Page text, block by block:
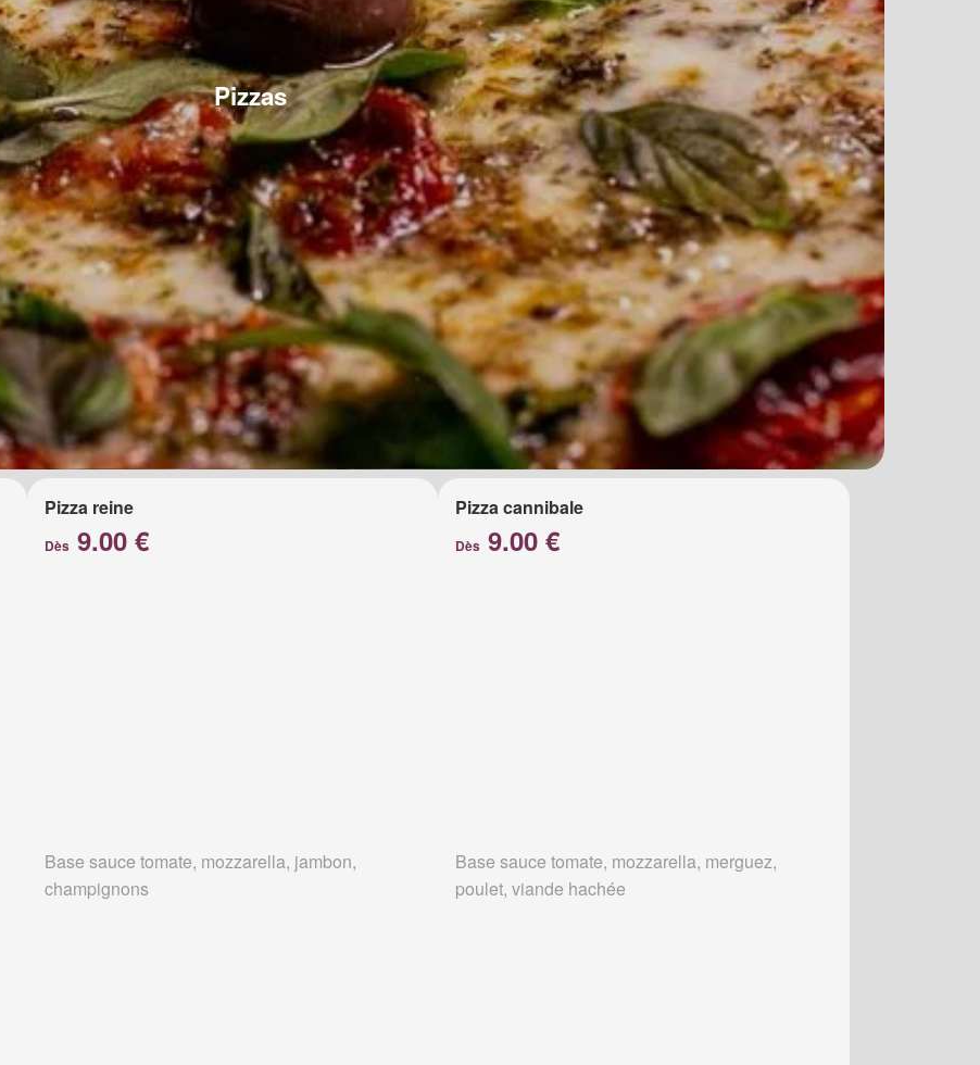
Pizzas
Pizza reine
Dès9.00 €
Base sauce tomate, mozzarella, jambon,
champignons
Pizza cannibale
Dès 9.00 €
Base sauce tomate, mozzarella, merguez,
poulet, viande hachée